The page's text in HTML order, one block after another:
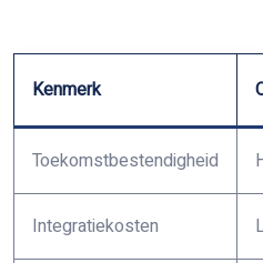
Kenmerk
Toekomstbestendigheid
Integratiekosten